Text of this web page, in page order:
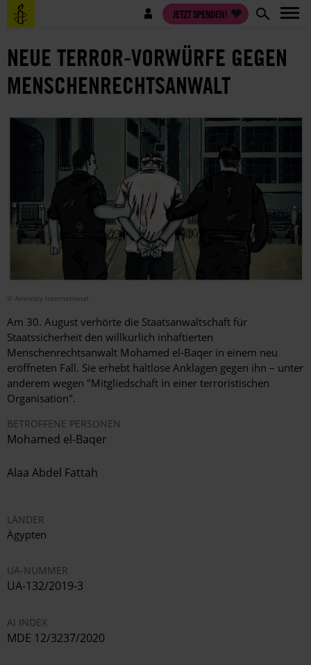
Direkt
zum
Benutzermenü JETZT SPENDEN!
NEUE TERROR-VORWÜRFE GEGEN
MENSCHENRECHTSANWALT
© Amnesty International
Am 30. August verhörte die Staatsanwaltschaft für
Staatssicherheit den willkürlich inhaftierten
Menschenrechtsanwalt Mohamed el-Baqer in einem neu
eröffneten Fall. Sie erhebt haltlose Anklagen gegen ihn – unter
anderem wegen "Mitgliedschaft in einer terroristischen
Organisation".
BETROFFENE PERSONEN
Mohamed el-Baqer
Alaa Abdel Fattah
LÄNDER
Ägypten
UA-NUMMER
UA-132/2019-3
AI INDEX
MDE 12/3237/2020